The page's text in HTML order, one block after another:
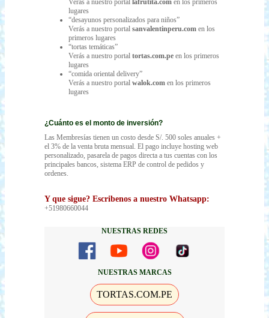
Verás a nuestro portal lafrutita.com en los primeros
lugares
“desayunos personalizados para niños”
Verás a nuestro portal sanvalentinperu.com en los
primeros lugares
“tortas temáticas”
Verás a nuestro portal tortas.com.pe en los primeros
lugares
“comida oriental delivery”
Verás a nuestro portal walok.com en los primeros
lugares
¿Cuánto es el monto de inversión?
Las Membresías tienen un costo desde S/. 500 soles anuales +
el 3% de la venta bruta mensual. El pago incluye hosting web
personalizado, pasarela de pagos directa a tus cuentas con los
principales bancos, sistema ERP de control de pedidos y
ordenes.
Y que sigue? Escribenos a nuestro Whatsapp:
+51980660044
NUESTRAS REDES
NUESTRAS MARCAS
TORTAS.COM.PE